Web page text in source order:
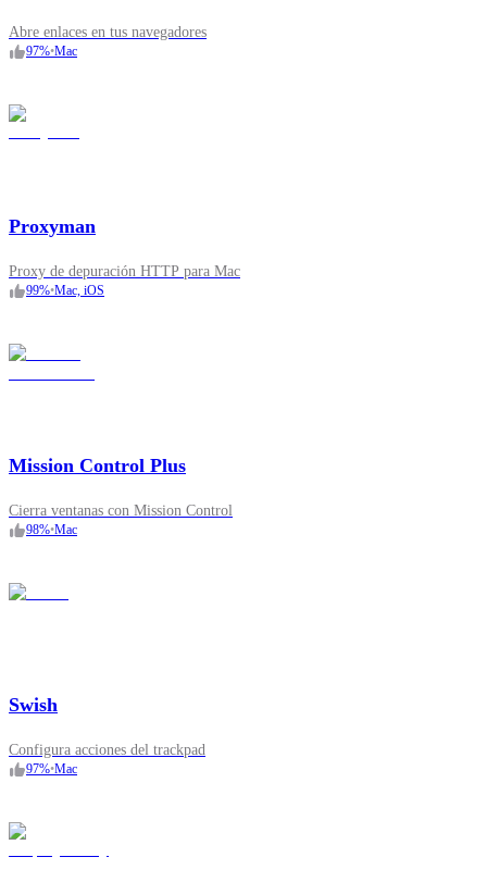
Abre enlaces en tus navegadores
97%•Mac
Proxyman
Proxy de depuración HTTP para Mac
99%•Mac, iOS
Mission Control Plus
Cierra ventanas con Mission Control
98%•Mac
Swish
Configura acciones del trackpad
97%•Mac